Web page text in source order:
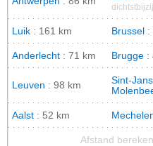
Luik : 161 km Brussel :
Anderlecht : 71 km Brugge :
Leuven : 98 km
Sint-
Aalst : 52 km
Afstand